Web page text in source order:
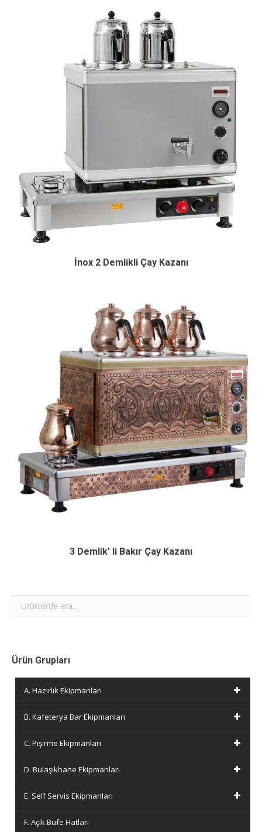
İnox 2 Demlikli Çay Kazanı
3 Demlik’ li Bakır Çay Kazanı
Ürün Grupları
A. Hazırlık Ekipmanları
B. Kafeterya Bar Ekipmanları
C. Pişirme Ekipmanları
D. Bulaşıkhane Ekipmanları
E. Self Servis Ekipmanları
F. Açık Büfe Hatları